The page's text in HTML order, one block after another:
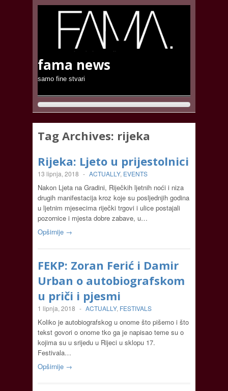
fama news
samo fine stvari
Tag Archives: rijeka
Rijeka: Ljeto u prijestolnici
13 lipnja, 2018 - ACTUALLY, EVENTS
Nakon Ljeta na Gradini, Riječkih ljetnih noći i niza
drugih manifestacija kroz koje su posljednjih godina
u ljetnim mjesecima riječki trgovi i ulice postajali
pozornice i mjesta dobre zabave, u…
Opširnije →
FEKP: Zoran Ferić i Damir
Urban o autobiografskom
u priči i pjesmi
1 lipnja, 2018 - ACTUALLY, FESTIVALS
Koliko je autobiografskog u onome što pišemo i što
tekst govori o onome tko ga je napisao teme su o
kojima su u srijedu u Rijeci u sklopu 17.
Festivala…
Opširnije →